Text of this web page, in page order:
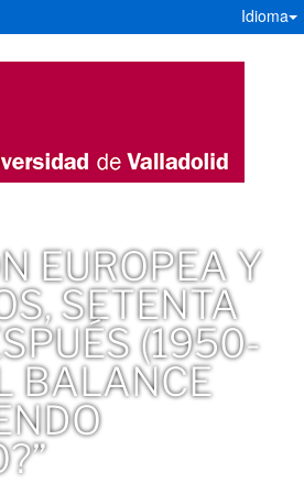
Idioma
EUROPEA Y
SETENTA
(1950-
BALANCE